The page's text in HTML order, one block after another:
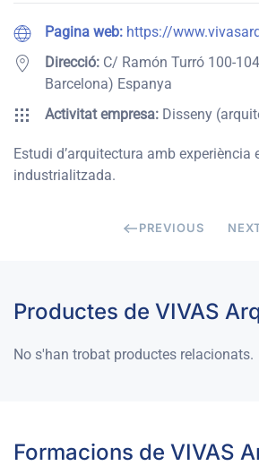
Pagina web: https://
Direcció: C/ Ramón Turró 100-
Barcelona) Espanya
Activitat empresa: Disseny
Estudi d’arquitectura amb experiència
industrialitzada.
PREVIOUS
Productes de VIVAS
No s'han trobat productes relacionats.
Formacions de VIVAS